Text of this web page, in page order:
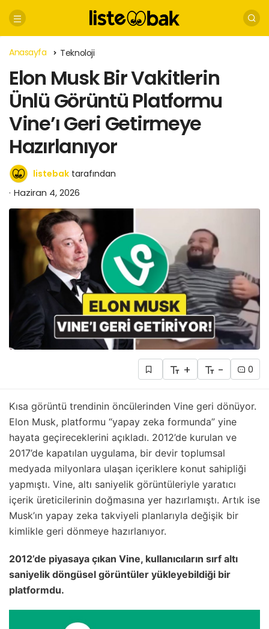
Anasayfa Teknoloji
Elon Musk Bir Vakitlerin
Ünlü Görüntü Platformu
Vine’ı Geri Getirmeye
Hazırlanıyor
listebak tarafından
Haziran 4, 2026
+ - 0
Kısa görüntü trendinin öncülerinden Vine geri dönüyor.
Elon Musk, platformu “yapay zeka formunda” yine
hayata geçireceklerini açıkladı. 2012’de kurulan ve
2017’de kapatılan uygulama, bir devir toplumsal
medyada milyonlara ulaşan içeriklere konut sahipliği
yapmıştı. Vine, altı saniyelik görüntüleriyle yaratıcı
içerik üreticilerinin doğmasına yer hazırlamıştı. Artık ise
Musk’ın yapay zeka takviyeli planlarıyla değişik bir
kimlikle geri dönmeye hazırlanıyor.
2012’de piyasaya çıkan Vine, kullanıcıların sırf altı
saniyelik döngüsel görüntüler yükleyebildiği bir
platformdu.